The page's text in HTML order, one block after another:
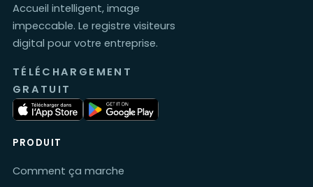
Accueil intelligent, image
impeccable. Le registre visiteurs
digital pour votre entreprise.
TÉLÉCHARGEMENT
GRATUIT
PRODUIT
Comment ça marche